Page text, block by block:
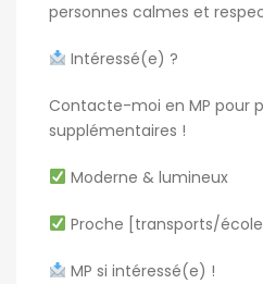
personnes calmes et
Intéressé(e) ?
Contacte-moi en MP pour
supplémentaires !
Moderne & lumineux
Proche [transports/
MP si intéressé(e) !